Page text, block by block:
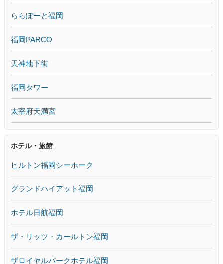
ららぽーと福岡
福岡PARCO
天神地下街
福岡タワー
太宰府天満宮
ホテル・旅館
ヒルトン福岡シーホーク
グランドハイアット福岡
ホテル日航福岡
ザ・リッツ・カールトン福岡
ザロイヤルパークホテル福岡